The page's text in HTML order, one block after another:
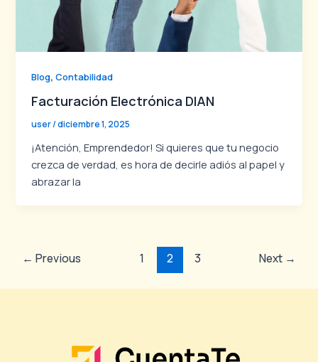
Blog,Contabilidad
Facturación Electrónica DIAN
user/diciembre 1, 2025
¡Atención, Emprendedor! Si quieres que tu negocio
crezca de verdad, es hora de decirle adiós al papel y
abrazar la
← Previous 1 2 3 Next →